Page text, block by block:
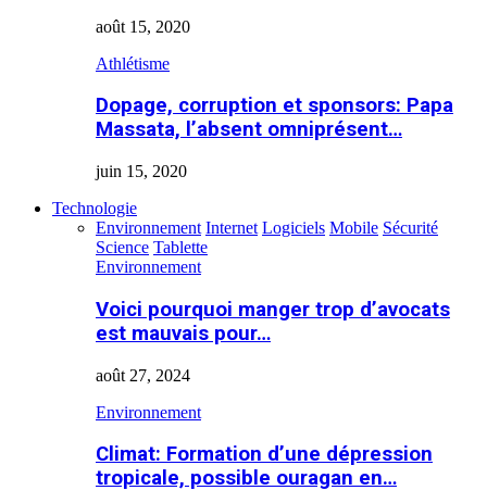
août 15, 2020
Athlétisme
Dopage, corruption et sponsors: Papa
Massata, l’absent omniprésent…
juin 15, 2020
Technologie
Environnement Internet Logiciels Mobile Sécurité
Science Tablette
Environnement
Voici pourquoi manger trop d’avocats
est mauvais pour…
août 27, 2024
Environnement
Climat: Formation d’une dépression
tropicale, possible ouragan en…